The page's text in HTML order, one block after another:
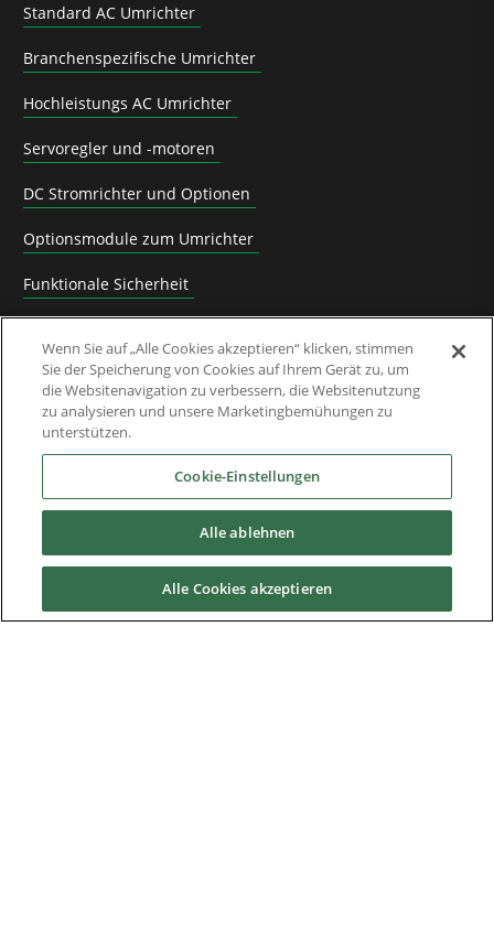
Standard AC Umrichter
Branchenspezifische Umrichter
Hochleistungs AC Umrichter
Servoregler und -motoren
DC Stromrichter und Optionen
Optionsmodule zum Umrichter
Funktionale Sicherheit
Anwendungslösungen
Abgelöste Produkte und Migrationsanleitungen
Service & Support
News & Media
Wenn Sie auf „Alle Cookies akzeptieren“ klicken, stimmen
Sie der Speicherung von Cookies auf Ihrem Gerät zu, um
die Websitenavigation zu verbessern, die Websitenutzung
zu analysieren und unsere Marketingbemühungen zu
unterstützen.
Cookie-Einstellungen
Alle ablehnen
Alle Cookies akzeptieren